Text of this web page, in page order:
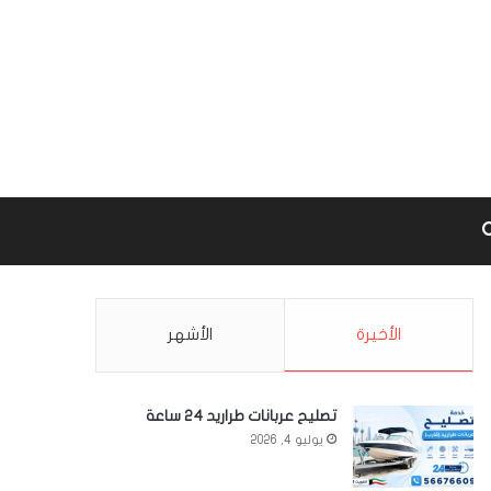
Google
بحث عن
الأخيرة الأشهر
تصليح عربانات طراريد 24 ساعة
يوليو 4, 2026